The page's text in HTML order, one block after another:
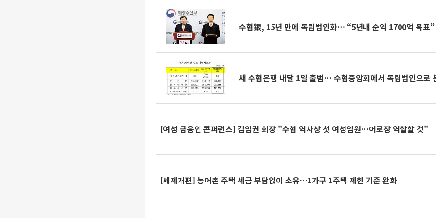
수협銀, 15년 만에 독립법인화… “5년내 순익 1700억 목표”
새 수협은행 내달 1일 출범… 수협중앙회에서 독립법인으로
[여성 금융인 콘퍼런스] 김임권 회장 "수협 역사상 첫 여성임원…어로장 역할할 것"
[세제개편] 농어촌 주택 세금 부담없이 소유…1가구 1주택 제한 기준 완화